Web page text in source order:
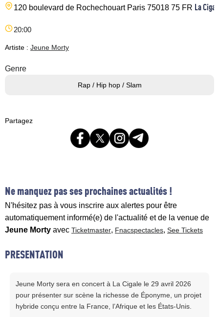
120 boulevard de Rochechouart Paris 75018 75 FR La
20:00
Artiste : Jeune Morty
Genre
Rap / Hip hop / Slam
Partagez
Ne manquez pas ses prochaines actualités !
N'hésitez pas à vous inscrire aux alertes pour être
automatiquement informé(e) de l'actualité et de la venue de
Jeune Morty avec Ticketmaster, Fnacspectacles, See Tickets
PRESENTATION
Jeune Morty sera en concert à La Cigale le 29 avril 2026
pour présenter sur scène la richesse de Éponyme, un projet
hybride conçu entre la France, l’Afrique et les États-Unis.